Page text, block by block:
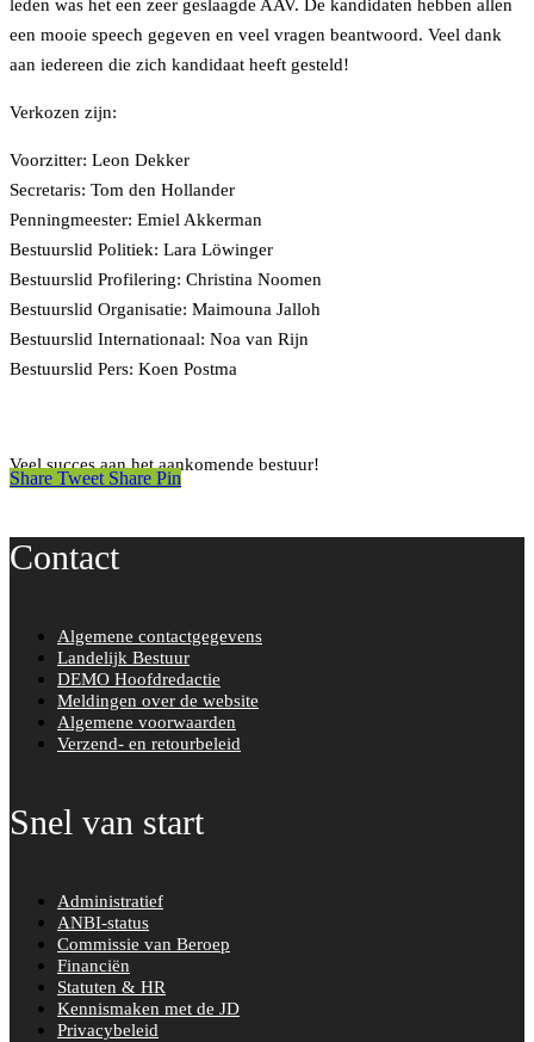
leden was het een zeer geslaagde AAV. De kandidaten hebben allen
een mooie speech gegeven en veel vragen beantwoord. Veel dank
aan iedereen die zich kandidaat heeft gesteld!
Verkozen zijn:
Voorzitter: Leon Dekker
Secretaris: Tom den Hollander
Penningmeester: Emiel Akkerman
Bestuurslid Politiek: Lara Löwinger
Bestuurslid Profilering: Christina Noomen
Bestuurslid Organisatie: Maimouna Jalloh
Bestuurslid Internationaal: Noa van Rijn
Bestuurslid Pers: Koen Postma
Veel succes aan het aankomende bestuur!
Share Tweet Share Pin
Contact
Algemene contactgegevens
Landelijk Bestuur
DEMO Hoofdredactie
Meldingen over de website
Algemene voorwaarden
Verzend- en retourbeleid
Snel van start
Administratief
ANBI-status
Commissie van Beroep
Financiën
Statuten & HR
Kennismaken met de JD
Privacybeleid